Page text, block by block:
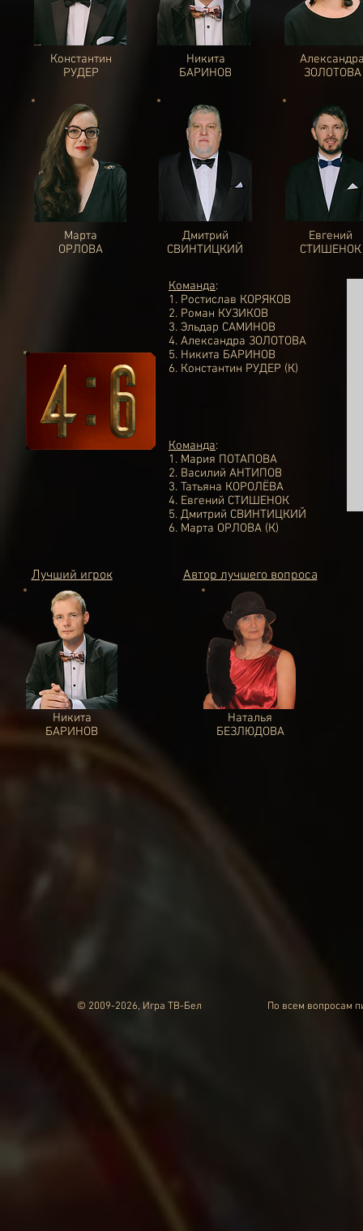
Константин
РУДЕР
Никита
БАРИНОВ
ЗОЛОТОВА
Марта
ОРЛОВА
Дмитрий
СВИНТИЦКИЙ
Евгений
СТИШЕНОК
Команда:
1. Ростислав КОРЯКОВ
2. Роман КУЗИКОВ
3. Эльдар САМИНОВ
4. Александра ЗОЛОТОВА
5. Никита БАРИНОВ
6. Константин РУДЕР (К)
Команда:
1. Мария ПОТАПОВА
2. Василий АНТИПОВ
3. Татьяна КОРОЛЁВА
4. Евгений СТИШЕНОК
5. Дмитрий СВИНТИЦКИЙ
6. Марта ОРЛОВА (К)
Лучший игрок
Никита
БАРИНОВ
Автор лучшего вопроса
Наталья
БЕЗЛЮДОВА
© 2009-2026, Игра ТВ-Бел По всем вопросам